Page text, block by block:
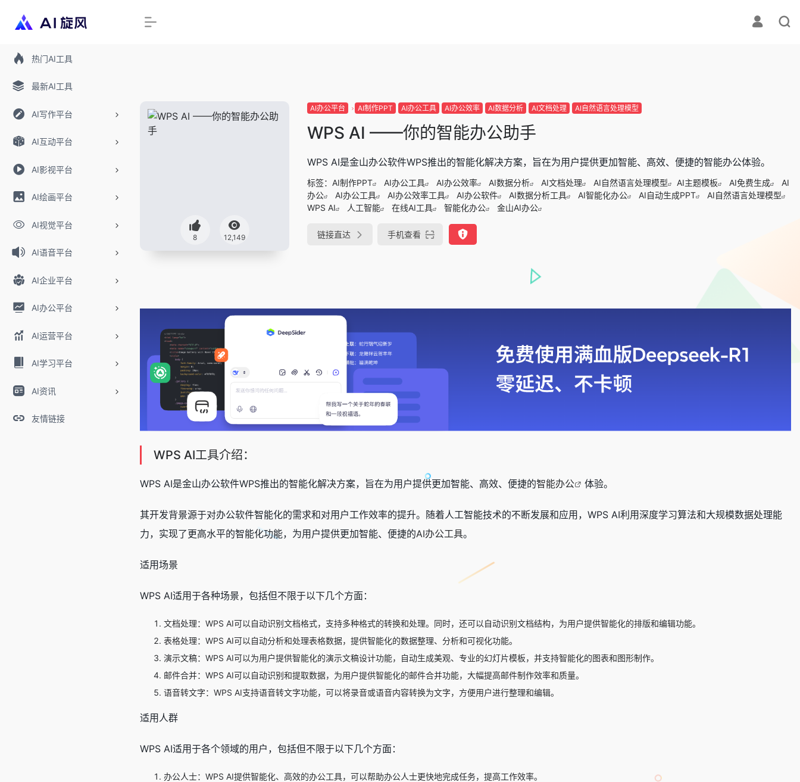
热门AI工具
最新AI工具
AI写作平台
AI互动平台
AI影视平台
AI绘画平台
AI视觉平台
AI语音平台
AI企业平台
AI办公平台
AI运营平台
AI学习平台
AI资讯
友情链接
8 12,149
AI办公平台 AI制作PPT AI办公工具 AI办公效率 AI数据分析 AI文档处理 AI自然语言处理模型
WPS AI ——你的智能办公助手
WPS AI是金山办公软件WPS推出的智能化解决方案，旨在为用户提供更加智能、高效、便捷的智能办公体验。
标签： AI制作PPT AI办公工具 AI办公效率 AI数据分析 AI文档处理 AI自然语言处理模型 AI主题模板 AI免费生成
AI
办公
AI办公工具 AI办公效率工具 AI办公软件 AI数据分析工具 AI智能化办公 AI自动生成PPT
AI自然语言处理模型
WPS AI
人工智能 在线AI工具 智能化办公 金山AI办公
链接直达 手机查看
WPS AI工具介绍：
WPS AI是金山办公软件WPS推出的智能化解决方案，旨在为用户提供更加智能、高效、便捷的智能办公 体验。
其开发背景源于对办公软件智能化的需求和对用户工作效率的提升。随着人工智能技术的不断发展和应用，WPS AI利用深度学习算法和大规模数据处理能
力，实现了更高水平的智能化功能，为用户提供更加智能、便捷的AI办公工具。
适用场景
WPS AI适用于各种场景，包括但不限于以下几个方面：
文档处理：WPS AI可以自动识别文档格式，支持多种格式的转换和处理。同时，还可以自动识别文档结构，为用户提供智能化的排版和编辑功能。
表格处理：WPS AI可以自动分析和处理表格数据，提供智能化的数据整理、分析和可视化功能。
演示文稿：WPS AI可以为用户提供智能化的演示文稿设计功能，自动生成美观、专业的幻灯片模板，并支持智能化的图表和图形制作。
邮件合并：WPS AI可以自动识别和提取数据，为用户提供智能化的邮件合并功能，大幅提高邮件制作效率和质量。
语音转文字：WPS AI支持语音转文字功能，可以将录音或语音内容转换为文字，方便用户进行整理和编辑。
适用人群
WPS AI适用于各个领域的用户，包括但不限于以下几个方面：
办公人士：WPS AI提供智能化、高效的办公工具，可以帮助办公人士更快地完成任务，提高工作效率。